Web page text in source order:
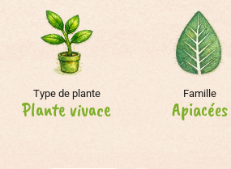
Type de plante
Plante vivace
Famille
Apiacées